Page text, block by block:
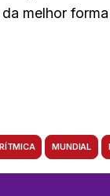
melhor
MUNDIAL